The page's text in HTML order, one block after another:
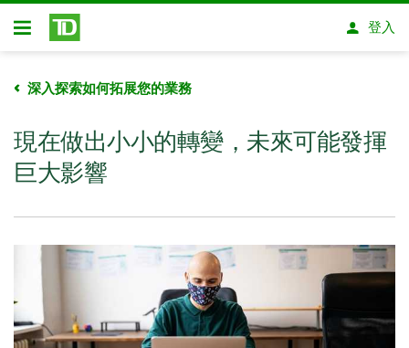
略過進入主要內容
開放式房屋貸款
登入
深入探索如何拓展您的業務
現在做出小小的轉變，未來可能發揮
巨大影響